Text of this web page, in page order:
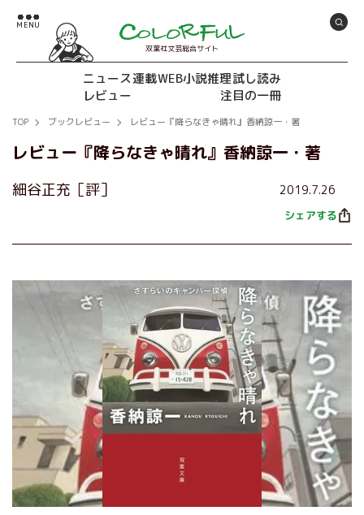
双葉社文芸総合サイト
ニュース連載WEB小説推理試し読み
レビュー
注目の一冊
TOP ブックレビュー レビュー『降らなきゃ晴れ』香納諒一・著
レビュー『降らなきゃ晴れ』香納諒一・著
細谷正充［評］ 2019.7.26
シェアする